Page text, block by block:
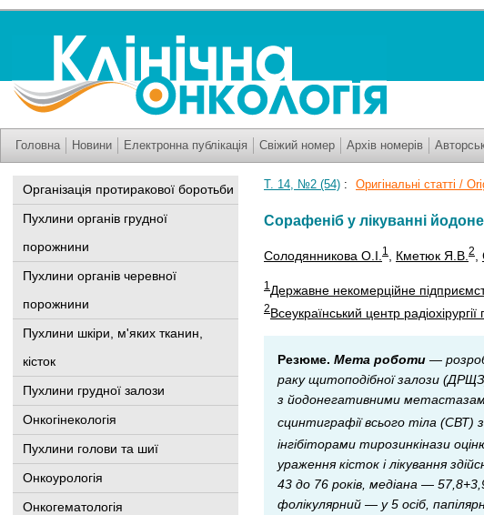
Головна Новини Електронна публікація Свіжий номер Архів номерів
Організація протиракової боротьби
Пухлини органів грудної
порожнини
Пухлини органів черевної
порожнини
Пухлини шкіри, м'яких тканин,
кісток
Пухлини грудної залози
Онкогінекологія
Пухлини голови та шиї
Онкоурологія
Онкогематологія
Т. 14, №2 (54) : Оригінальні статті /
Сорафеніб у лікуванні
Солодянникова О.І. 1 Кметюк Я.В. 2
1Державне некомерційне
2Всеукраїнський центр
Резюме. Мета роботи —
раку щитоподібної залози
з йодонегативними
сцинтиграфії всього тіла (СВТ) з
інгібіторами тирозинкінази
ураження кісток і лікування
43 до 76 років, медіана —
фолікулярний — у 5 осіб,